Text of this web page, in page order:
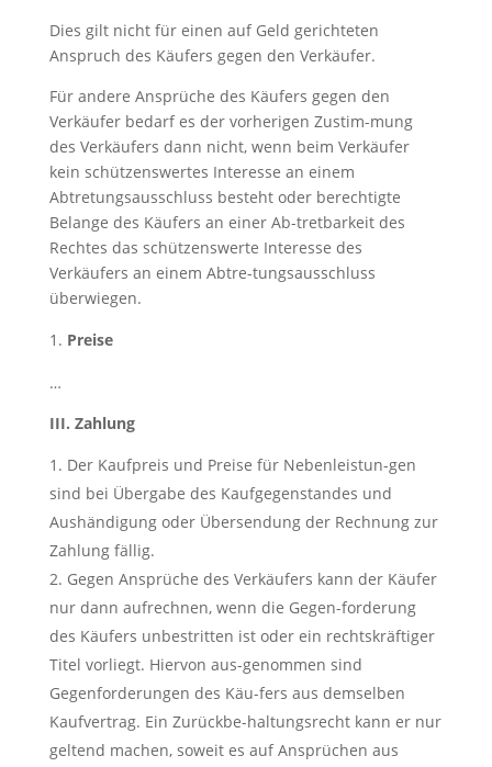
Dies gilt nicht für einen auf Geld gerichteten
Anspruch des Käufers gegen den Verkäufer.
Für andere Ansprüche des Käufers gegen den
Verkäufer bedarf es der vorherigen Zustim-mung
des Verkäufers dann nicht, wenn beim Verkäufer
kein schützenswertes Interesse an einem
Abtretungsausschluss besteht oder berechtigte
Belange des Käufers an einer Ab-tretbarkeit des
Rechtes das schützenswerte Interesse des
Verkäufers an einem Abtre-tungsausschluss
überwiegen.
Preise
…
III. Zahlung
Der Kaufpreis und Preise für Nebenleistun-gen
sind bei Übergabe des Kaufgegenstandes und
Aushändigung oder Übersendung der Rechnung zur
Zahlung fällig.
Gegen Ansprüche des Verkäufers kann der Käufer
nur dann aufrechnen, wenn die Gegen-forderung
des Käufers unbestritten ist oder ein rechtskräftiger
Titel vorliegt. Hiervon aus-genommen sind
Gegenforderungen des Käu-fers aus demselben
Kaufvertrag. Ein Zurückbe-haltungsrecht kann er nur
geltend machen, soweit es auf Ansprüchen aus